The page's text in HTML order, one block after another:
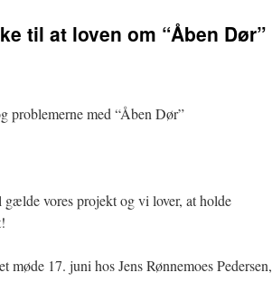
til at loven om “Åben Dør”
problemerne med “Åben Dør”
vores projekt og vi lover, at holde
17. juni hos Jens Rønnemoes Pedersen,